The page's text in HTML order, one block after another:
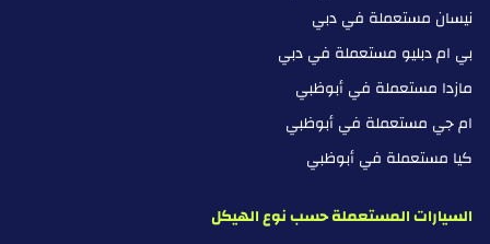
نيسان مستعملة في دبي
بي ام دبليو مستعملة في دبي
مازدا مستعملة في أبوظبي
ام جي مستعملة في أبوظبي
كيا مستعملة في أبوظبي
السيارات المستعملة حسب نوع الهيكل